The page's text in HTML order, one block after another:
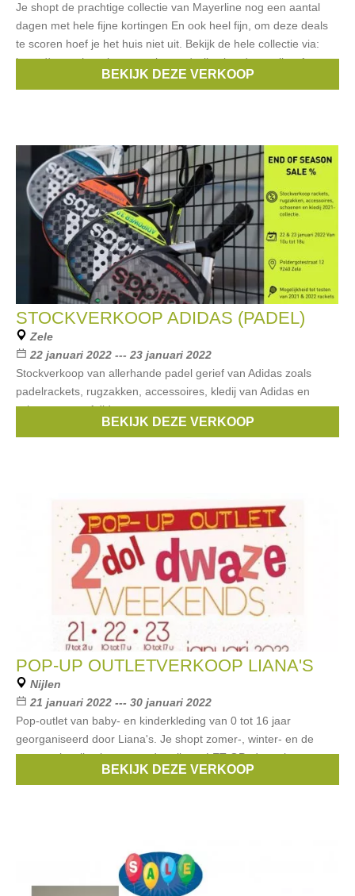
Je shopt de prachtige collectie van Mayerline nog een aantal
dagen met hele fijne kortingen En ook heel fijn, om deze deals
te scoren hoef je het huis niet uit. Bekijk de hele collectie via:
https://www.shoppingeventvip.com/collections/mayerline-1
Mayerline
BEKIJK DEZE VERKOOP
STOCKVERKOOP ADIDAS (PADEL)
Zele
22 januari 2022 --- 23 januari 2022
Stockverkoop van allerhande padel gerief van Adidas zoals
padelrackets, rugzakken, accessoires, kledij van Adidas en
schoenen van Adidas.
AdidasBEKIJK DEZE VERKOOP
POP-UP OUTLETVERKOOP LIANA'S
Nijlen
21 januari 2022 --- 30 januari 2022
Pop-outlet van baby- en kinderkleding van 0 tot 16 jaar
georganiseerd door Liana's. Je shopt zomer-, winter- en de
communiecollectie aan ronde prijzen. LET OP: de verkoop gaat
niet door in de Liana'sBEKIJK DEZE VERKOOP